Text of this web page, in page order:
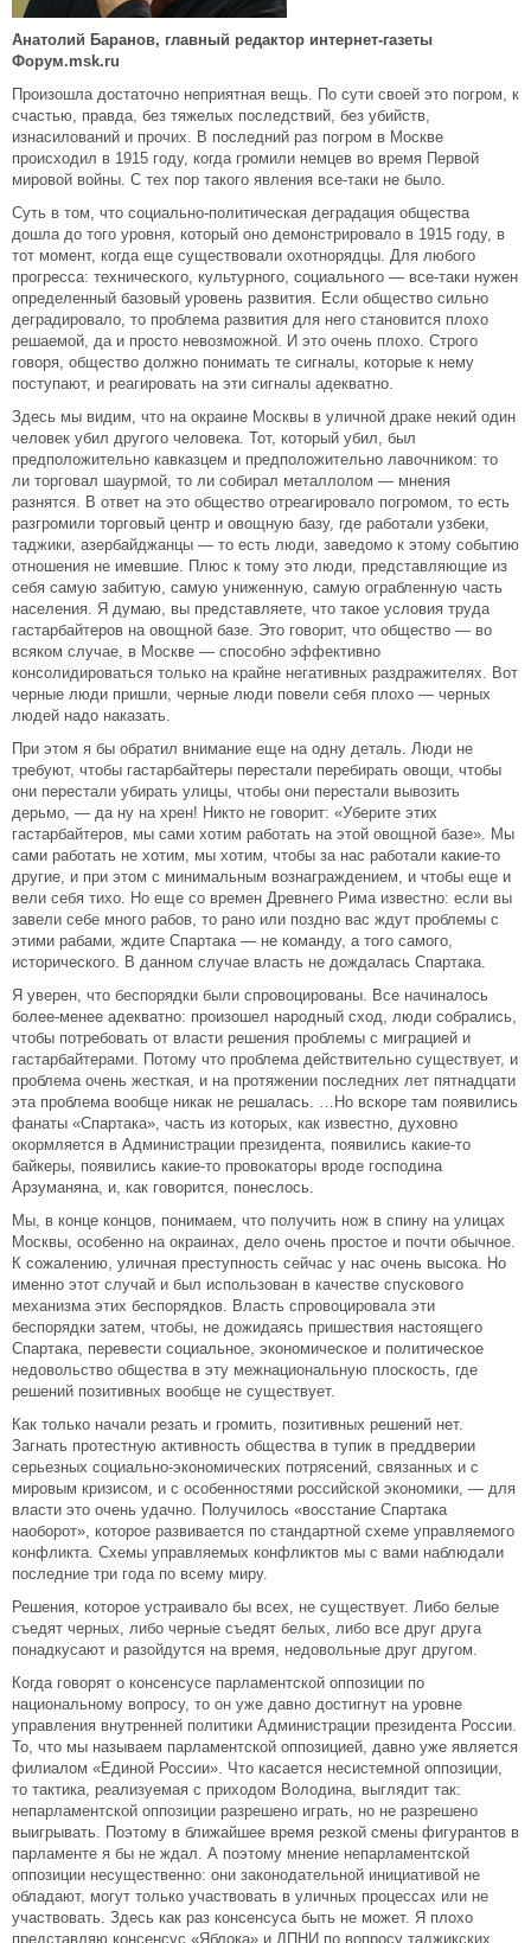
Анатолий Баранов, главный редактор интернет-газеты
Форум.msk.ru
Произошла достаточно неприятная вещь. По сути своей это погром, к
счастью, правда, без тяжелых последствий, без убийств,
изнасилований и прочих. В последний раз погром в Москве
происходил в 1915 году, когда громили немцев во время Первой
мировой войны. С тех пор такого явления все-таки не было.
Суть в том, что социально-политическая деградация общества
дошла до того уровня, который оно демонстрировало в 1915 году, в
тот момент, когда еще существовали охотнорядцы. Для любого
прогресса: технического, культурного, социального — все-таки нужен
определенный базовый уровень развития. Если общество сильно
деградировало, то проблема развития для него становится плохо
решаемой, да и просто невозможной. И это очень плохо. Строго
говоря, общество должно понимать те сигналы, которые к нему
поступают, и реагировать на эти сигналы адекватно.
Здесь мы видим, что на окраине Москвы в уличной драке некий один
человек убил другого человека. Тот, который убил, был
предположительно кавказцем и предположительно лавочником: то
ли торговал шаурмой, то ли собирал металлолом — мнения
разнятся. В ответ на это общество отреагировало погромом, то есть
разгромили торговый центр и овощную базу, где работали узбеки,
таджики, азербайджанцы — то есть люди, заведомо к этому событию
отношения не имевшие. Плюс к тому это люди, представляющие из
себя самую забитую, самую униженную, самую ограбленную часть
населения. Я думаю, вы представляете, что такое условия труда
гастарбайтеров на овощной базе. Это говорит, что общество — во
всяком случае, в Москве — способно эффективно
консолидироваться только на крайне негативных раздражителях. Вот
черные люди пришли, черные люди повели себя плохо — черных
людей надо наказать.
При этом я бы обратил внимание еще на одну деталь. Люди не
требуют, чтобы гастарбайтеры перестали перебирать овощи, чтобы
они перестали убирать улицы, чтобы они перестали вывозить
дерьмо, — да ну на хрен! Никто не говорит: «Уберите этих
гастарбайтеров, мы сами хотим работать на этой овощной базе». Мы
сами работать не хотим, мы хотим, чтобы за нас работали какие-то
другие, и при этом с минимальным вознаграждением, и чтобы еще и
вели себя тихо. Но еще со времен Древнего Рима известно: если вы
завели себе много рабов, то рано или поздно вас ждут проблемы с
этими рабами, ждите Спартака — не команду, а того самого,
исторического. В данном случае власть не дождалась Спартака.
Я уверен, что беспорядки были спровоцированы. Все начиналось
более-менее адекватно: произошел народный сход, люди собрались,
чтобы потребовать от власти решения проблемы с миграцией и
гастарбайтерами. Потому что проблема действительно существует, и
проблема очень жесткая, и на протяжении последних лет пятнадцати
эта проблема вообще никак не решалась. …Но вскоре там появились
фанаты «Спартака», часть из которых, как известно, духовно
окормляется в Администрации президента, появились какие-то
байкеры, появились какие-то провокаторы вроде господина
Арзуманяна, и, как говорится, понеслось.
Мы, в конце концов, понимаем, что получить нож в спину на улицах
Москвы, особенно на окраинах, дело очень простое и почти обычное.
К сожалению, уличная преступность сейчас у нас очень высока. Но
именно этот случай и был использован в качестве спускового
механизма этих беспорядков. Власть спровоцировала эти
беспорядки затем, чтобы, не дожидаясь пришествия настоящего
Спартака, перевести социальное, экономическое и политическое
недовольство общества в эту межнациональную плоскость, где
решений позитивных вообще не существует.
Как только начали резать и громить, позитивных решений нет.
Загнать протестную активность общества в тупик в преддверии
серьезных социально-экономических потрясений, связанных и с
мировым кризисом, и с особенностями российской экономики, — для
власти это очень удачно. Получилось «восстание Спартака
наоборот», которое развивается по стандартной схеме управляемого
конфликта. Схемы управляемых конфликтов мы с вами наблюдали
последние три года по всему миру.
Решения, которое устраивало бы всех, не существует. Либо белые
съедят черных, либо черные съедят белых, либо все друг друга
понадкусают и разойдутся на время, недовольные друг другом.
Когда говорят о консенсусе парламентской оппозиции по
национальному вопросу, то он уже давно достигнут на уровне
управления внутренней политики Администрации президента России.
То, что мы называем парламентской оппозицией, давно уже является
филиалом «Единой России». Что касается несистемной оппозиции,
то тактика, реализуемая с приходом Володина, выглядит так:
непарламентской оппозиции разрешено играть, но не разрешено
выигрывать. Поэтому в ближайшее время резкой смены фигурантов в
парламенте я бы не ждал. А поэтому мнение непарламентской
оппозиции несущественно: они законодательной инициативой не
обладают, могут только участвовать в уличных процессах или не
участвовать. Здесь как раз консенсуса быть не может. Я плохо
представляю консенсус «Яблока» и ДПНИ по вопросу таджикских